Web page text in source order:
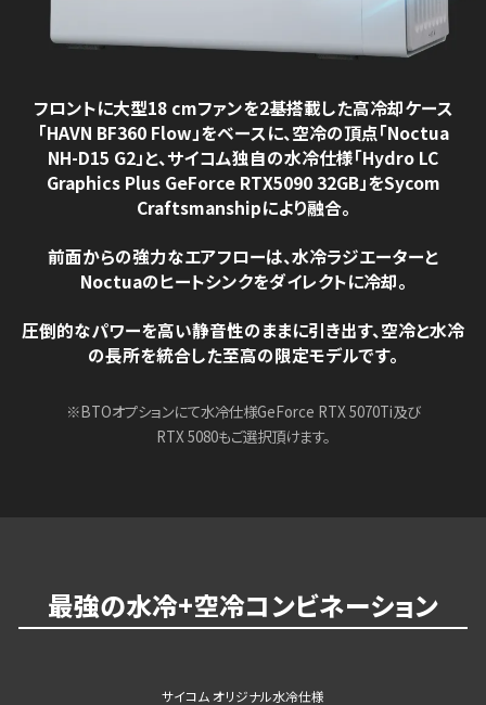
フロントに大型18 cmファンを2基搭載した高冷却ケース
「HAVN BF360 Flow」をベースに、空冷の頂点「Noctua
NH-D15 G2」と、サイコム独自の水冷仕様「Hydro LC
Graphics Plus GeForce RTX5090 32GB」をSycom
Craftsmanshipにより融合。
前面からの強力なエアフローは、水冷ラジエーターと
Noctuaのヒートシンクをダイレクトに冷却。
圧倒的なパワーを高い静音性のままに引き出す、空冷と水冷
の長所を統合した至高の限定モデルです。
※BTOオプションにて水冷仕様GeForce RTX 5070Ti及び
RTX 5080もご選択頂けます。
最強の水冷+空冷コンビネーション
サイコム オリジナル水冷仕様